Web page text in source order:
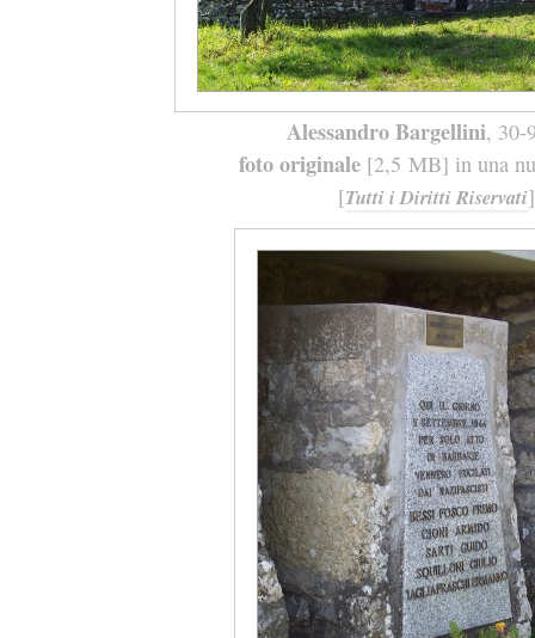
Alessandro Bargellini, 30-
foto originale[2,5 MB] in una
[Tutti i Diritti Riservati]